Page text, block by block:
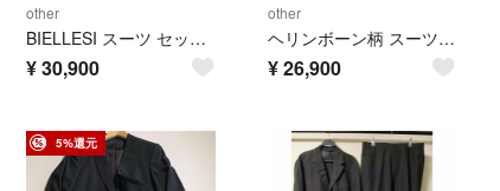
other
BIELLESI スーツ セットアップ ダブルジャケット ロングパンツ ブラウン
¥30,900
other
ヘリンボーン柄 スーツ スリーピース セット ジャケット ベスト パンツ 水色
¥26,900
5%還元